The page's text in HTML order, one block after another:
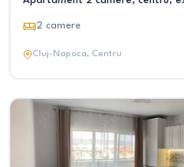
2 camere
Cluj-Napoca, Centru